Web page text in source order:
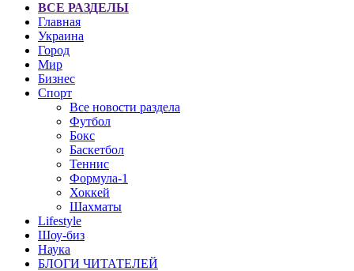
ВСЕ РАЗДЕЛЫ
Главная
Украина
Город
Мир
Бизнес
Спорт
Все новости раздела
Футбол
Бокс
Баскетбол
Теннис
Формула-1
Хоккей
Шахматы
Lifestyle
Шоу-биз
Наука
БЛОГИ ЧИТАТЕЛЕЙ